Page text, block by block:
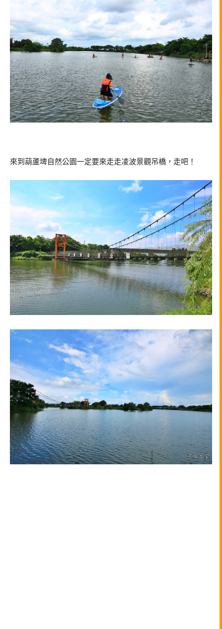
來到葫蘆埤自然公園一定要來走走凌波景觀吊橋，走吧！